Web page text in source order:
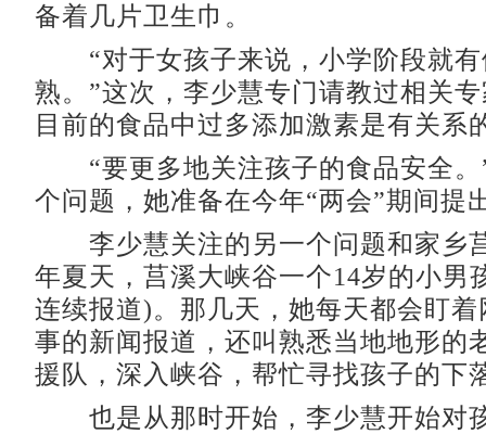
备着几片卫生巾。
“对于女孩子来说，小学阶段就有
熟。”这次，李少慧专门请教过相关
目前的食品中过多添加激素是有关系
“要更多地关注孩子的食品安全。
个问题，她准备在今年“两会”期间提
李少慧关注的另一个问题和家乡
年夏天，莒溪大峡谷一个14岁的小男
连续报道)。那几天，她每天都会盯
事的新闻报道，还叫熟悉当地地形的
援队，深入峡谷，帮忙寻找孩子的下
也是从那时开始，李少慧开始对